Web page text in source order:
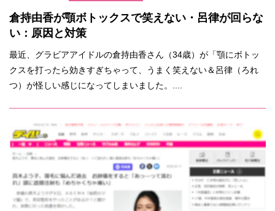
倉持由香が顎ボトックスで笑えない・呂律が回らな
い：原因と対策
最近、グラビアアイドルの倉持由香さん（34歳）が「顎にボトッ
クスを打ったら効きすぎちゃって、うまく笑えない＆呂律（ろれ
つ）が怪しい感じになってしまいました。....